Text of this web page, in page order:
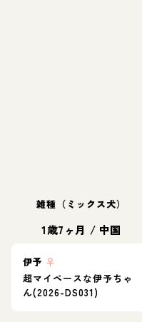
雑種（ミックス犬）
1歳7ヶ月 / 中国
伊予 ♀
超マイペースな伊予ちゃ
ん(2026-DS031)